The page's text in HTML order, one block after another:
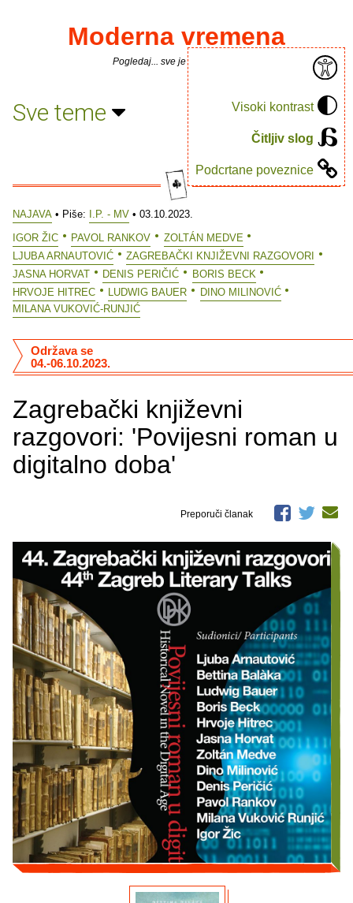
Visoki kontrast
Čitljiv slog
Podcrtane poveznice
Moderna vremena
Pogledaj... sve je puno knjiga.
Sve teme
NAJAVA • Piše: I.P. - MV • 03.10.2023.
IGOR ŽIC
PAVOL RANKOV
ZOLTÁN MEDVE
LJUBA ARNAUTOVIĆ
ZAGREBAČKI KNJIŽEVNI RAZGOVORI
JASNA HORVAT
DENIS PERIČIĆ
BORIS BECK
HRVOJE HITREC
LUDWIG BAUER
DINO MILINOVIĆ
MILANA VUKOVIĆ-RUNJIĆ
Zagrebački književni
razgovori: 'Povijesni roman u
digitalno doba'
Održava se
04.-06.10.2023.
Preporuči članak